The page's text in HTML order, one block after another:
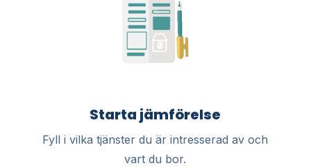
Starta jämförelse
Fyll i vilka tjänster du är intresserad av och
vart du bor.